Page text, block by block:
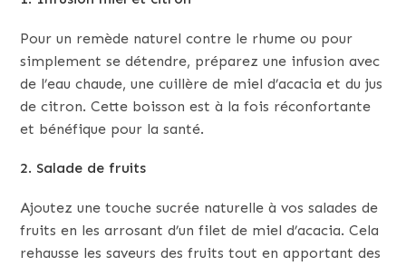
Pour un remède naturel contre le rhume ou pour
simplement se détendre, préparez une infusion avec
de l’eau chaude, une cuillère de miel d’acacia et du jus
de citron. Cette boisson est à la fois réconfortante
et bénéfique pour la santé.
2. Salade de fruits
Ajoutez une touche sucrée naturelle à vos salades de
fruits en les arrosant d’un filet de miel d’acacia. Cela
rehausse les saveurs des fruits tout en apportant des